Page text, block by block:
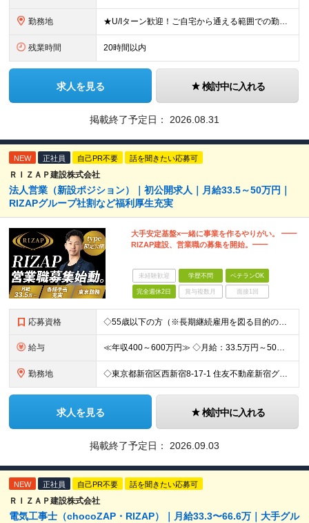
勤務地 ★U/Iターン歓迎！ご自宅から通える範囲での勤務となります ★JR西日本本社（大阪市北区）または、当社事業エリア内（北陸から北九州まで）の各支社で勤務 ※関西に本社あり※ 〈近畿エリア〉 三重県（
残業時間 20時間以内
求人を見る 検討中に入れる
掲載終了予定日： 2026.08.31
NEW 正社員 自己PR不要 話を聞きたい応募可
ＲＩＺＡＰ建設株式会社
法人営業（新設ポジション）｜初公開求人｜月給33.5～50万円｜
RIZAPグループ社割など福利厚生充実
大手安定基盤×一緒に事業を作るやりがい。 ━━
RIZAP建設、営業職の募集を開始。━━
未経験歓迎 学歴不問 ベテランOK
完全週休2日 賞与複数月 面接1回
応募資格 ◇55歳以下の方（※長期継続雇用を図る目的のため） ◇以下の必須スキルをお持ちの方 ≪必須スキル≫ ・BtoBの法人営業経験のある方 ・一都三県での勤務が可能な方 ※学歴不問 ≪歓迎スキル≫ ・内
給与 ≪年収400～600万円≫ ◇月給：33.5万円～50万円 ◇残業代別途支給（固定残業代なし） ◇昇給年2回 実力・実績に応じた評価制度 ￣￣￣￣￣￣￣￣￣￣￣￣￣ 新設ポジションのため、あなたの実
勤務地 ◇東京都新宿区西新宿8-17-1 住友不動産新宿グランドタワー36F ◇現地（店舗・取引先）へ出向く場合もあります 【本社所在地】 東京都新宿区西新宿8-17-1 住友不動産新宿グランドタワー36F
求人を見る 検討中に入れる
掲載終了予定日： 2026.09.03
NEW 正社員 自己PR不要 話を聞きたい応募可
ＲＩＺＡＰ建設株式会社
電気工事士（chocoZAP・RIZAP）｜月給33.3〜66.6万｜大手グル